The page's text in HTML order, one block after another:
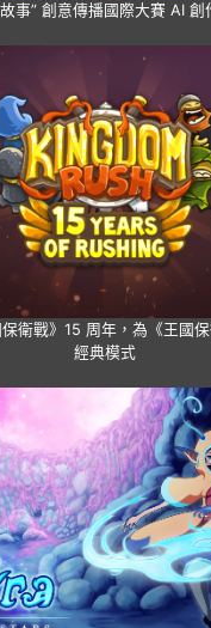
事” 創意傳播國際大賽 AI 創
衛戰》15 周年，為《王國
經典模式